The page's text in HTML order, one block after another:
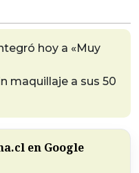
hoy a «Muy
maquillaje a sus 50
en Google